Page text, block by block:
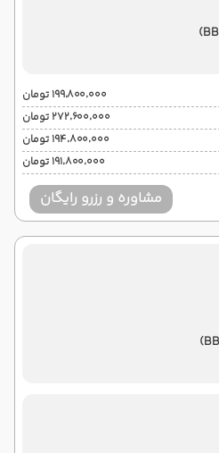
۱۹۹٬۸۰۰٬۰۰۰ تومان
۲۷۲٬۶۰۰٬۰۰۰ تومان
۱۹۴٬۸۰۰٬۰۰۰ تومان
۱۹۱٬۸۰۰٬۰۰۰ تومان
مشاوره و رزرو رایگان